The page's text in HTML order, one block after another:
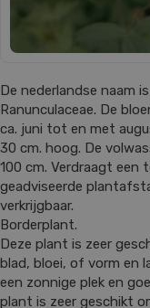
De nederlandse naam is
Ranunculaceae. De
ca. juni tot en met
30 cm. hoog. De
100 cm. Verdraagt een
geadviseerde
verkrijgbaar.
Borderplant.
Deze plant is zeer
blad, bloei, of vorm en
een zonnige plek en
plant is zeer geschikt